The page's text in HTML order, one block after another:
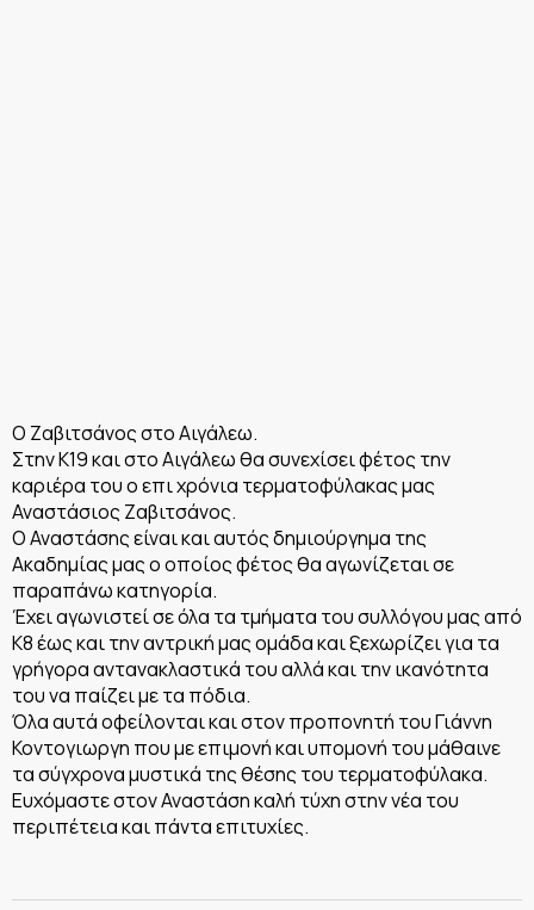
Ο Ζαβιτσάνος στο Αιγάλεω.
Στην Κ19 και στο Αιγάλεω θα συνεχίσει φέτος την
καριέρα του ο επι χρόνια τερματοφύλακας μας
Αναστάσιος Ζαβιτσάνος.
Ο Αναστάσης είναι και αυτός δημιούργημα της
Ακαδημίας μας ο οποίος φέτος θα αγωνίζεται σε
παραπάνω κατηγορία.
Έχει αγωνιστεί σε όλα τα τμήματα του συλλόγου μας από
Κ8 έως και την αντρική μας ομάδα και ξεχωρίζει για τα
γρήγορα αντανακλαστικά του αλλά και την ικανότητα
του να παίζει με τα πόδια. ️
Όλα αυτά οφείλονται και στον προπονητή του Γιάννη
Κοντογιωργη που με επιμονή και υπομονή του μάθαινε
τα σύγχρονα μυστικά της θέσης του τερματοφύλακα.️
Ευχόμαστε στον Αναστάση καλή τύχη στην νέα του
περιπέτεια και πάντα επιτυχίες.